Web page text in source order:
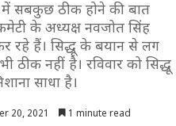
में सबकुछ ठीक होने की बात
के अध्यक्ष नवजोत सिंह
रहे हैं। सिद्धू के बयान से लग
ठीक नहीं है। रविवार को सिद्धू
साधा है।
20, 2021 1 minute read